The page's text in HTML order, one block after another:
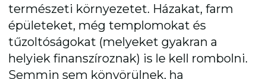
természeti környezetet. Házakat, farm
épületeket, még templomokat és
tűzoltóságokat (melyeket gyakran a
helyiek finanszíroznak) is le kell rombolni.
Semmin sem könyörülnek, ha